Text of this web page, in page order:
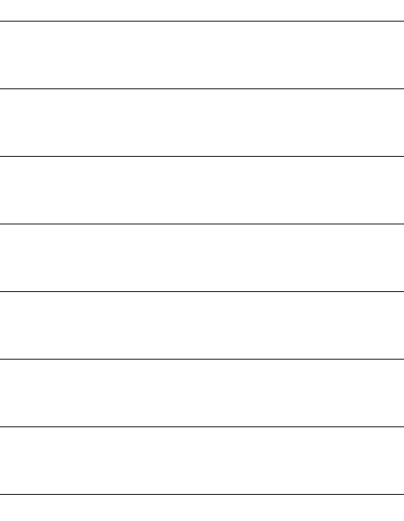
Primorsko-goranska županija
Mount Lebanon Governorate
Glavni grad Podgorica
Sabah
Port Region